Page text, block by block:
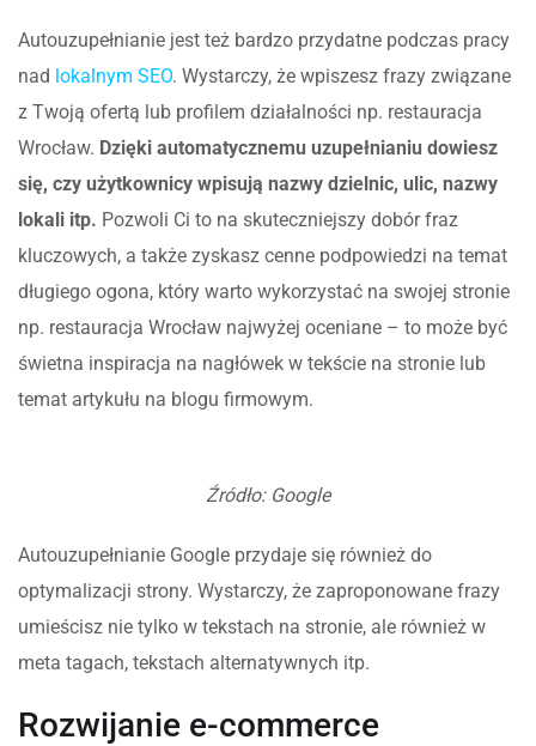
Autouzupełnianie jest też bardzo przydatne podczas pracy
nad lokalnym SEO. Wystarczy, że wpiszesz frazy związane
z Twoją ofertą lub profilem działalności np. restauracja
Wrocław. Dzięki automatycznemu uzupełnianiu dowiesz
się, czy użytkownicy wpisują nazwy dzielnic, ulic, nazwy
lokali itp. Pozwoli Ci to na skuteczniejszy dobór fraz
kluczowych, a także zyskasz cenne podpowiedzi na temat
długiego ogona, który warto wykorzystać na swojej stronie
np. restauracja Wrocław najwyżej oceniane – to może być
świetna inspiracja na nagłówek w tekście na stronie lub
temat artykułu na blogu firmowym.
Źródło: Google
Autouzupełnianie Google przydaje się również do
optymalizacji strony. Wystarczy, że zaproponowane frazy
umieścisz nie tylko w tekstach na stronie, ale również w
meta tagach, tekstach alternatywnych itp.
Rozwijanie e-commerce